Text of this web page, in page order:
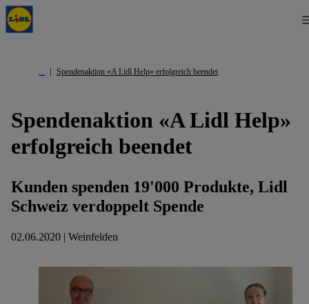
Spendenaktion «A Lidl Help» erfolgreich beendet
Spendenaktion «A Lidl Help»
erfolgreich beendet
Kunden spenden 19'000 Produkte, Lidl
Schweiz verdoppelt Spende
02.06.2020 | Weinfelden